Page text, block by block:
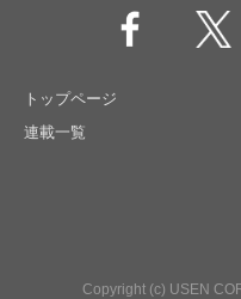
トップページ
連載一覧
Copyright (c) USEN